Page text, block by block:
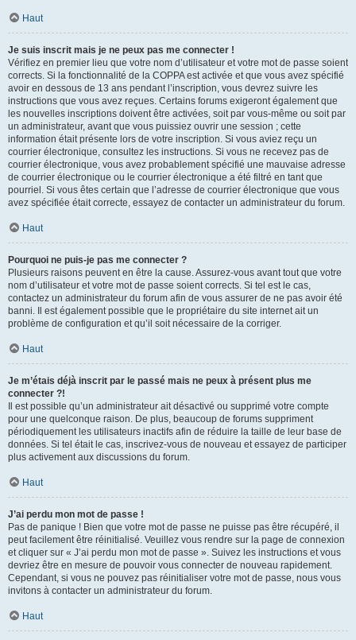
Haut
Je suis inscrit mais je ne peux pas me connecter !
Vérifiez en premier lieu que votre nom d’utilisateur et votre mot de passe soient
corrects. Si la fonctionnalité de la COPPA est activée et que vous avez spécifié
avoir en dessous de 13 ans pendant l’inscription, vous devrez suivre les
instructions que vous avez reçues. Certains forums exigeront également que
les nouvelles inscriptions doivent être activées, soit par vous-même ou soit par
un administrateur, avant que vous puissiez ouvrir une session ; cette
information était présente lors de votre inscription. Si vous aviez reçu un
courrier électronique, consultez les instructions. Si vous ne recevez pas de
courrier électronique, vous avez probablement spécifié une mauvaise adresse
de courrier électronique ou le courrier électronique a été filtré en tant que
pourriel. Si vous êtes certain que l’adresse de courrier électronique que vous
avez spécifiée était correcte, essayez de contacter un administrateur du forum.
Haut
Pourquoi ne puis-je pas me connecter ?
Plusieurs raisons peuvent en être la cause. Assurez-vous avant tout que votre
nom d’utilisateur et votre mot de passe soient corrects. Si tel est le cas,
contactez un administrateur du forum afin de vous assurer de ne pas avoir été
banni. Il est également possible que le propriétaire du site internet ait un
problème de configuration et qu’il soit nécessaire de la corriger.
Haut
Je m’étais déjà inscrit par le passé mais ne peux à présent plus me
connecter ?!
Il est possible qu’un administrateur ait désactivé ou supprimé votre compte
pour une quelconque raison. De plus, beaucoup de forums suppriment
périodiquement les utilisateurs inactifs afin de réduire la taille de leur base de
données. Si tel était le cas, inscrivez-vous de nouveau et essayez de participer
plus activement aux discussions du forum.
Haut
J’ai perdu mon mot de passe !
Pas de panique ! Bien que votre mot de passe ne puisse pas être récupéré, il
peut facilement être réinitialisé. Veuillez vous rendre sur la page de connexion
et cliquer sur « J’ai perdu mon mot de passe ». Suivez les instructions et vous
devriez être en mesure de pouvoir vous connecter de nouveau rapidement.
Cependant, si vous ne pouvez pas réinitialiser votre mot de passe, nous vous
invitons à contacter un administrateur du forum.
Haut